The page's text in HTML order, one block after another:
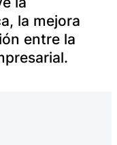
la mejora
entre la